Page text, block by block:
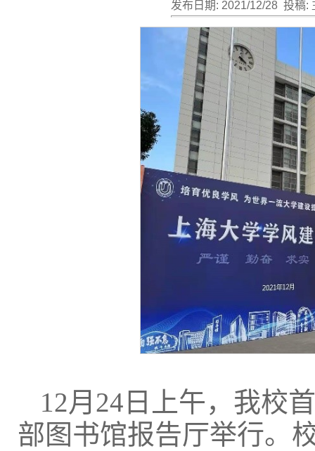
发布日期: 2021/12/28 投稿:
12月24日上午，我校
部图书馆报告厅举行。